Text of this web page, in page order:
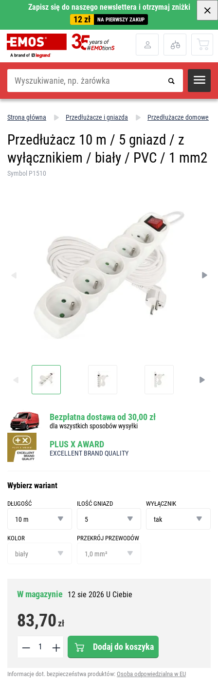
Zapisz się do naszego newslettera i otrzymaj zniżki
12 zł NA PIERWSZY ZAKUP
Szukaj
Strona główna Przedłużacze i gniazda Przedłużacze domowe
Przedłużacz 10 m / 5 gniazd / z
wyłącznikiem / biały / PVC / 1 mm2
Symbol P1510
Bezpłatna dostawa od 30,00 zł
dla wszystkich sposobów wysyłki
PLUS X AWARD
EXCELLENT BRAND QUALITY
Wybierz wariant
DŁUGOŚĆ
10 m
ILOŚĆ GNIAZD
gniazd
5
WYŁĄCZNIK
tak
KOLOR
biały
PRZEKRÓJ PRZEWODÓW
przewodów
1,0 mm²
W magazynie 12 sie 2026 U Ciebie
83,70zł
Dodaj do koszyka
Informacje dot. bezpieczeństwa produktów: Osoba odpowiedzialna w EU